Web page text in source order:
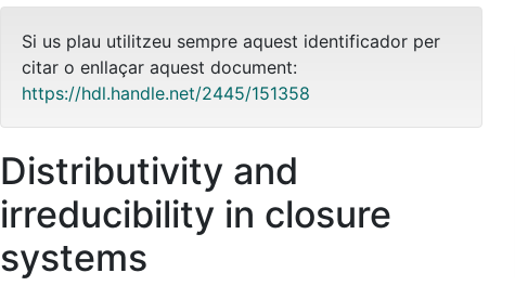
Si us plau utilitzeu sempre aquest identificador per
citar o enllaçar aquest document:
https://hdl.handle.net/2445/151358
Distributivity and
irreducibility in closure
systems